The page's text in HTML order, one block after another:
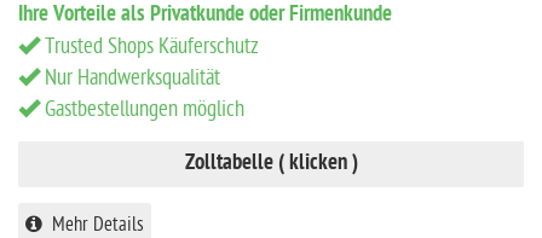
Ihre Vorteile als Privatkunde oder Firmenkunde
Trusted Shops Käuferschutz
Nur Handwerksqualität
Gastbestellungen möglich
Zolltabelle ( klicken )
Mehr Details